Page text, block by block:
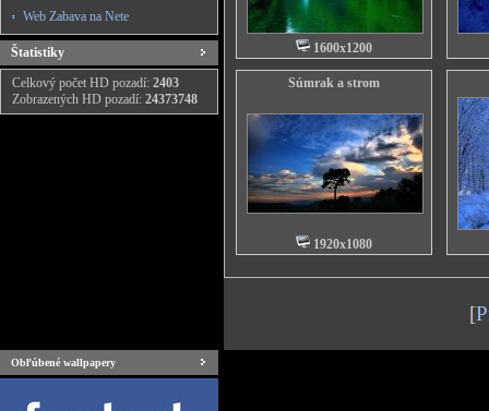
Web Zabava na Nete
Štatistiky
Celkový počet HD pozadí: 2403
Zobrazených HD pozadí: 24373748
1600x1200
Súmrak a strom
1920x1080
[
Obľúbené wallpapery